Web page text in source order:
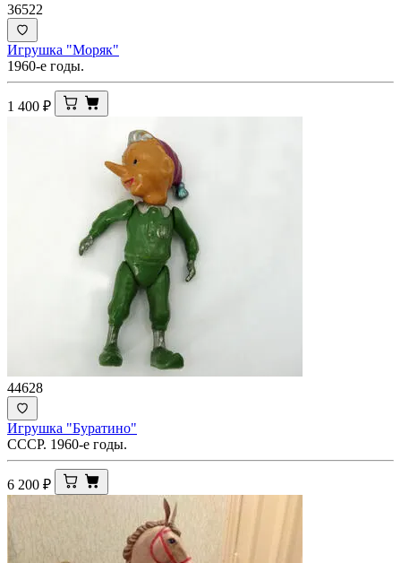
36522
Игрушка "Моряк"
1960-е годы.
1 400 ₽
44628
Игрушка "Буратино"
СССР. 1960-е годы.
6 200 ₽